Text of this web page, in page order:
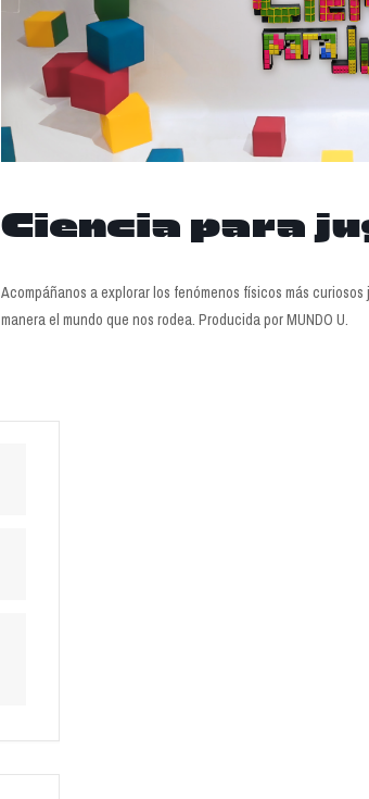
Ciencia para
Acompáñanos a explorar los fenómenos físicos más
manera el mundo que nos rodea. Producida por MUNDO U.